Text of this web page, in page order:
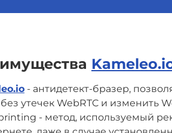
- антидетект-бразер,
утечек WebRTC и изменить
- метод, используемый